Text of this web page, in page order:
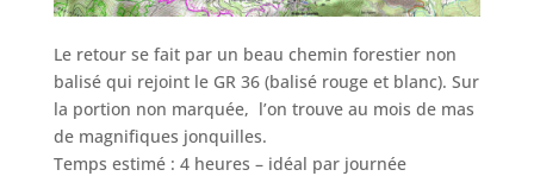
Le retour se fait par un beau chemin forestier non
balisé qui rejoint le GR 36 (balisé rouge et blanc). Sur
la portion non marquée, l’on trouve au mois de mas
de magnifiques jonquilles.
Temps estimé : 4 heures – idéal par journée